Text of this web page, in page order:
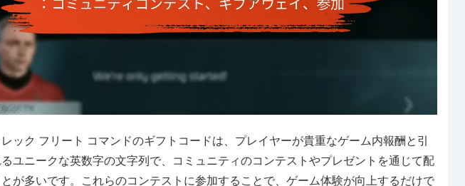
ック フリート コマンドのギフトコードは、プレイヤーが貴重なゲーム内報酬と引
ユニークな英数字の文字列で、コミュニティのコンテストやプレゼントを通じて配
が多いです。これらのコンテストに参加することで、ゲーム体験が向上するだけで